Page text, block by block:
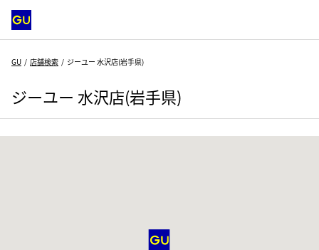
GU 店舗検索 ジーユー 水沢店(岩手県)
ジーユー 水沢店(岩手県)